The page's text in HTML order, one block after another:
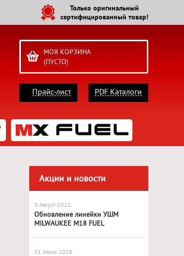
Только оригинальный
сертифицированный товар!
МОЯ КОРЗИНА
(ПУСТО)
Прайс-лист PDF Каталоги
Акции и новости
3 Август 2021
Обновление линейки УШМ
MILWAUKEE M18 FUEL
31 Июль 2020